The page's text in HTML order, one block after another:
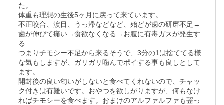
た。
体重も理想の生後5ヶ月に戻って来ています。
不正咬合、涙目、うっ滞などなど、殆どが歯の研磨不足→
歯が伸びて痛い→食欲なくなる→お腹に有毒ガスが発生す
る
つまりチモシー不足から来るそうで、3分の1は捨ててる様
な気もしますが、ガリガリ噛んでポイする事も良しとして
ます。
開封後の良い匂いがしないと食べてくれないので、チャッ
ク付きは有難いです。おやつを欲しがりますが、何もなけ
ればチモシーを食べます。おまけのアルファルファも齧っ